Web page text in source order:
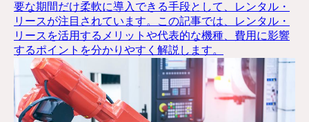
要な期間だけ柔軟に導入できる手段として、レンタル・
リースが注目されています。この記事では、レンタル・
リースを活用するメリットや代表的な機種、費用に影響
するポイントを分かりやすく解説します。